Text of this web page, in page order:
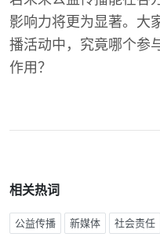
影响力将更为显著。大
播活动中，究竟哪个参
作用？
相关热词
公益传播 新媒体 社会责任